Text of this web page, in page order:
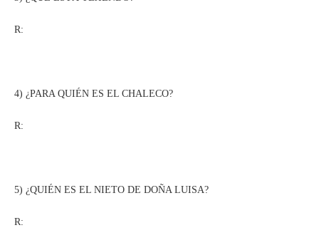
R:
4) ¿PARA QUIÉN ES EL CHALECO?
R:
5) ¿QUIÉN ES EL NIETO DE DOÑA LUISA?
R: